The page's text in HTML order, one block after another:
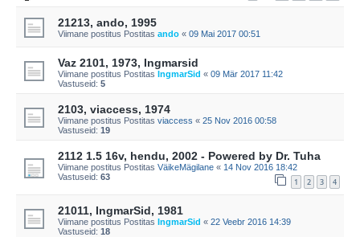
21213, ando, 1995
Viimane postitus Postitas ando « 09 Mai 2017 00:51
Vaz 2101, 1973, Ingmarsid
Viimane postitus Postitas IngmarSid « 09 Mär 2017 11:42
Vastuseid: 5
2103, viaccess, 1974
Viimane postitus Postitas viaccess « 25 Nov 2016 00:58
Vastuseid: 19
2112 1.5 16v, hendu, 2002 - Powered by Dr. Tuha
Viimane postitus Postitas VäikeMägilane « 14 Nov 2016 18:42
Vastuseid: 63 1 2 3 4
21011, IngmarSid, 1981
Viimane postitus Postitas IngmarSid « 22 Veebr 2016 14:39
Vastuseid: 18